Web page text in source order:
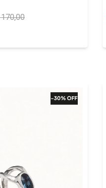
170,00